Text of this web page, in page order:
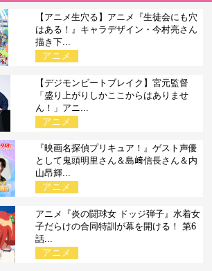
【アニメ生穴る】アニメ『生徒会にも穴
はある！』キャラデザイン・今村亮さん
描き下...
アニメ
【デジモンビートブレイク】宮元監督
「盛り上がりしかここからはありませ
ん！」アニ...
アニメ
『映画名探偵プリキュア！』ゲスト声優
として鬼頭明里さん＆島﨑信長さん＆内
山昂輝...
アニメ
アニメ『炎の闘球女 ドッジ弾子』水着女
子だらけの合同特訓が幕を開ける！ 第6
話...
アニメ